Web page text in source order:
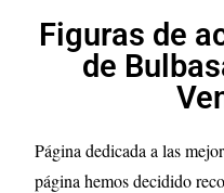
Figuras de
de
Página dedicada a las
página hemos decidido